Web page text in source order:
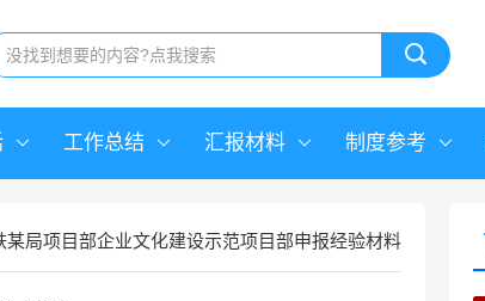
工作总结 汇报材料 制度参考
某局项目部企业文化建设示范项目部申报经验材料